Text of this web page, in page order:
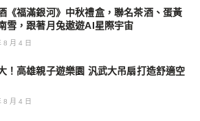
《福滿銀河》中秋禮盒，聯名茶酒、蛋黃
雪，跟著月兔遨遊AI星際宇宙
8 月 4 日
！高雄親子遊樂園 汎武大吊扇打造舒適空
8 月 4 日